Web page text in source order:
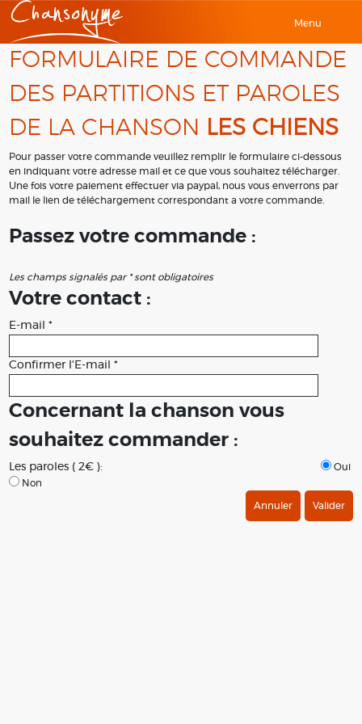
Menu
FORMULAIRE DE COMMANDE
DES PARTITIONS ET PAROLES
DE LA CHANSON
LES CHIENS
Pour passer votre commande veuillez remplir le formulaire ci-dessous
en indiquant votre adresse mail et ce que vous souhaitez télécharger.
Une fois votre paiement effectuer via paypal, nous vous enverrons par
mail le lien de téléchargement correspondant a votre commande.
Passez votre commande :
Les champs signalés par * sont obligatoires
Votre contact :
E-mail *
Confirmer l'E-mail *
Concernant la chanson vous
souhaitez commander :
Les paroles ( 2€ ):
Oui
Non